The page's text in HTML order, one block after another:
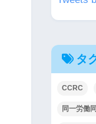
タ
CCRC
同一労働